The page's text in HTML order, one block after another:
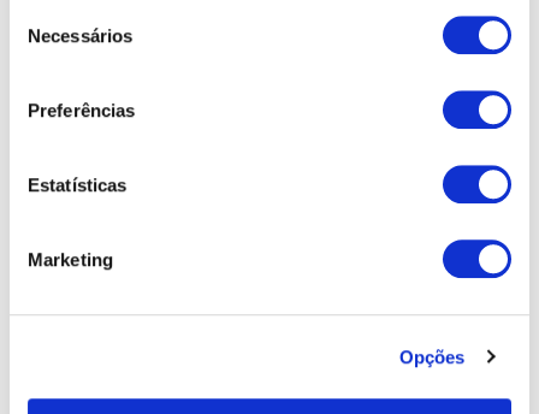
Necessários
Preferências
Estatísticas
Marketing
Opções